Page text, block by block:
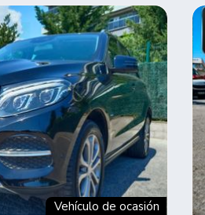
Vehículo de ocasión